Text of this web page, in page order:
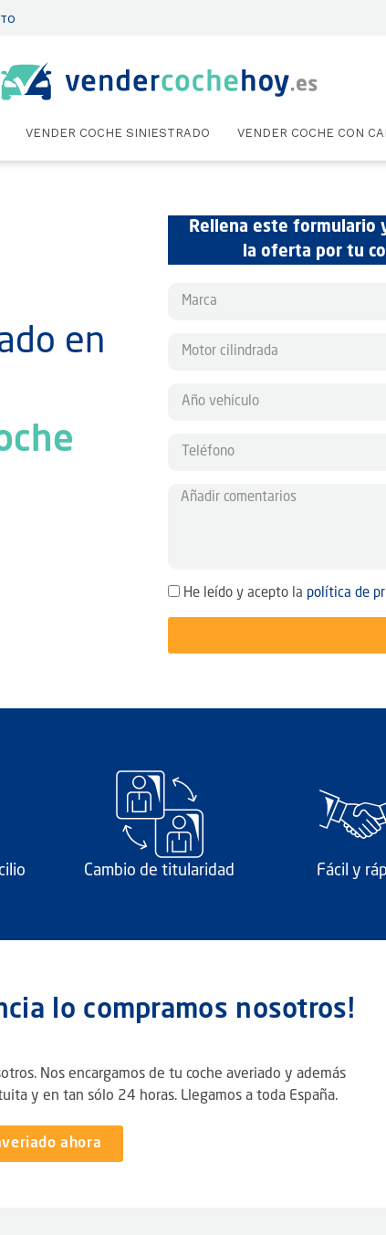
VENDER COCHE SINIESTRADO VENDER COCHE CON
en
Rellena este formulario
la oferta por tu
He leído y acepto la política de
Cambio de titularidad Fácil y
lo compramos nosotros!
Nos encargamos de tu coche averiado y además
y en tan sólo 24 horas. Llegamos a toda España.
ahora